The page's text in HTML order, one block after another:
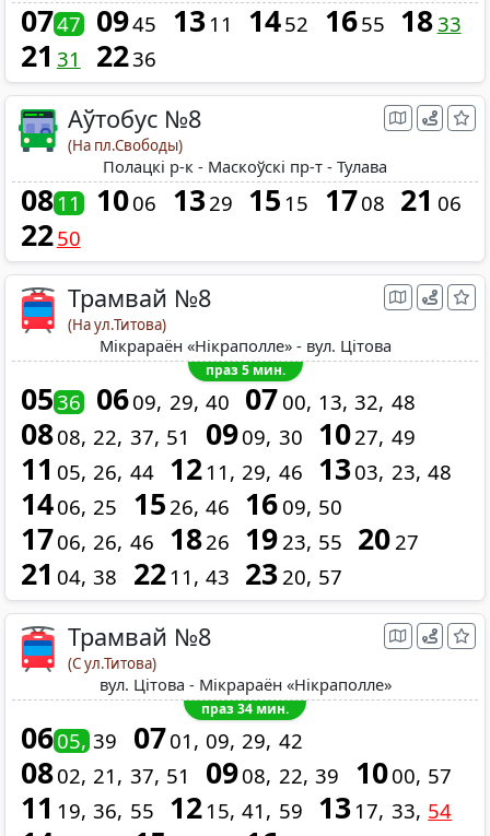
0747 0945 13 11 1452 1655 1833
21 31 2236
Аўтобус №8
(На пл.Свободы)
Полацкі р-к - Маскоўскі пр-т - Тулава
0811 1006 1329 15 15 1708 21 06
2250
Трамвай №8
(На ул.Титова)
Мікрараён «Нікраполле» - вул. Цітова
праз 5 мин.
0536 0609 29 40 07 00 13 32 48
0808 22 37 51 0909 30 1027 49
11 05 26 44 12 11 29 46 1303 23 48
1406 25 15 26 46 16 09 50
1706 26 46 1826 19 23 55 20 27
21 04 38 22 11 43 23 20 57
Трамвай №8
(С ул.Титова)
вул. Цітова - Мікрараён «Нікраполле»
праз 34 мин.
0605 39 0701 09 29 42
0802 21 37 51 0908 22 39 1000 57
11 19 36 55 12 15 41 59 13 17 33 54